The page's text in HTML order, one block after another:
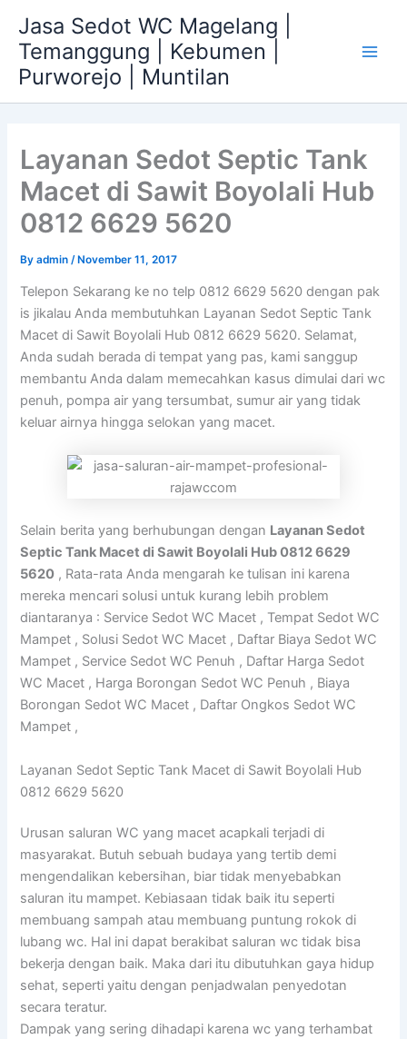
content
Jasa Sedot WC Magelang |
Temanggung | Kebumen |
Purworejo | Muntilan
Layanan Sedot Septic Tank
Macet di Sawit Boyolali Hub
0812 6629 5620
Byadmin/ November 11, 2017
Telepon Sekarang ke no telp 0812 6629 5620 dengan pak
is jikalau Anda membutuhkan Layanan Sedot Septic Tank
Macet di Sawit Boyolali Hub 0812 6629 5620. Selamat,
Anda sudah berada di tempat yang pas, kami sanggup
membantu Anda dalam memecahkan kasus dimulai dari wc
penuh, pompa air yang tersumbat, sumur air yang tidak
keluar airnya hingga selokan yang macet.
Selain berita yang berhubungan dengan Layanan Sedot
Septic Tank Macet di Sawit Boyolali Hub 0812 6629
5620 , Rata-rata Anda mengarah ke tulisan ini karena
mereka mencari solusi untuk kurang lebih problem
diantaranya : Service Sedot WC Macet , Tempat Sedot WC
Mampet , Solusi Sedot WC Macet , Daftar Biaya Sedot WC
Mampet , Service Sedot WC Penuh , Daftar Harga Sedot
WC Macet , Harga Borongan Sedot WC Penuh , Biaya
Borongan Sedot WC Macet , Daftar Ongkos Sedot WC
Mampet ,
Layanan Sedot Septic Tank Macet di Sawit Boyolali Hub
0812 6629 5620
Urusan saluran WC yang macet acapkali terjadi di
masyarakat. Butuh sebuah budaya yang tertib demi
mengendalikan kebersihan, biar tidak menyebabkan
saluran itu mampet. Kebiasaan tidak baik itu seperti
membuang sampah atau membuang puntung rokok di
lubang wc. Hal ini dapat berakibat saluran wc tidak bisa
bekerja dengan baik. Maka dari itu dibutuhkan gaya hidup
sehat, seperti yaitu dengan penjadwalan penyedotan
secara teratur.
Dampak yang sering dihadapi karena wc yang terhambat